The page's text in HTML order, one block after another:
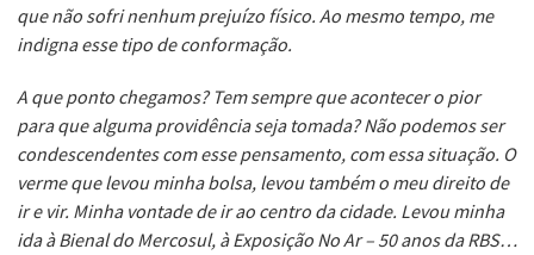
que não sofri nenhum prejuízo físico. Ao mesmo tempo, me
indigna esse tipo de conformação.
A que ponto chegamos? Tem sempre que acontecer o pior
para que alguma providência seja tomada? Não podemos ser
condescendentes com esse pensamento, com essa situação. O
verme que levou minha bolsa, levou também o meu direito de
ir e vir. Minha vontade de ir ao centro da cidade. Levou minha
ida à Bienal do Mercosul, à Exposição No Ar – 50 anos da RBS…